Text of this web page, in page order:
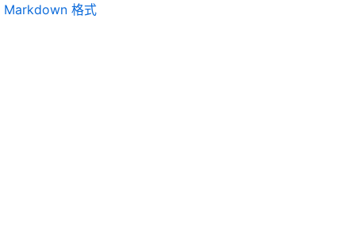
Markdown 格式